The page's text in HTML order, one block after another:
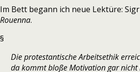
Im Bett begann ich neue Lektüre:
Rouenna.
§
Die protestantische Arbeitsethik
da kommt bloße Motivation gar nicht